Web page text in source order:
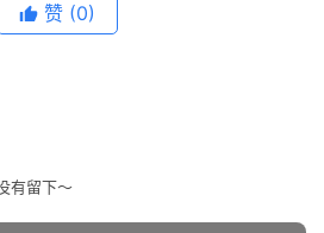
赞 (0)
有留下～